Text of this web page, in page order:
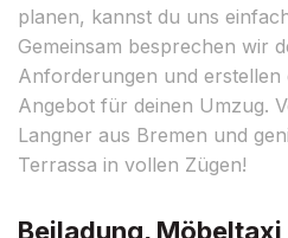
planen, kannst du uns
Gemeinsam besprechen wir
Anforderungen und erstellen
Angebot für deinen Umzug.
Langner aus Bremen und
Terrassa in vollen Zügen!
Beiladung,